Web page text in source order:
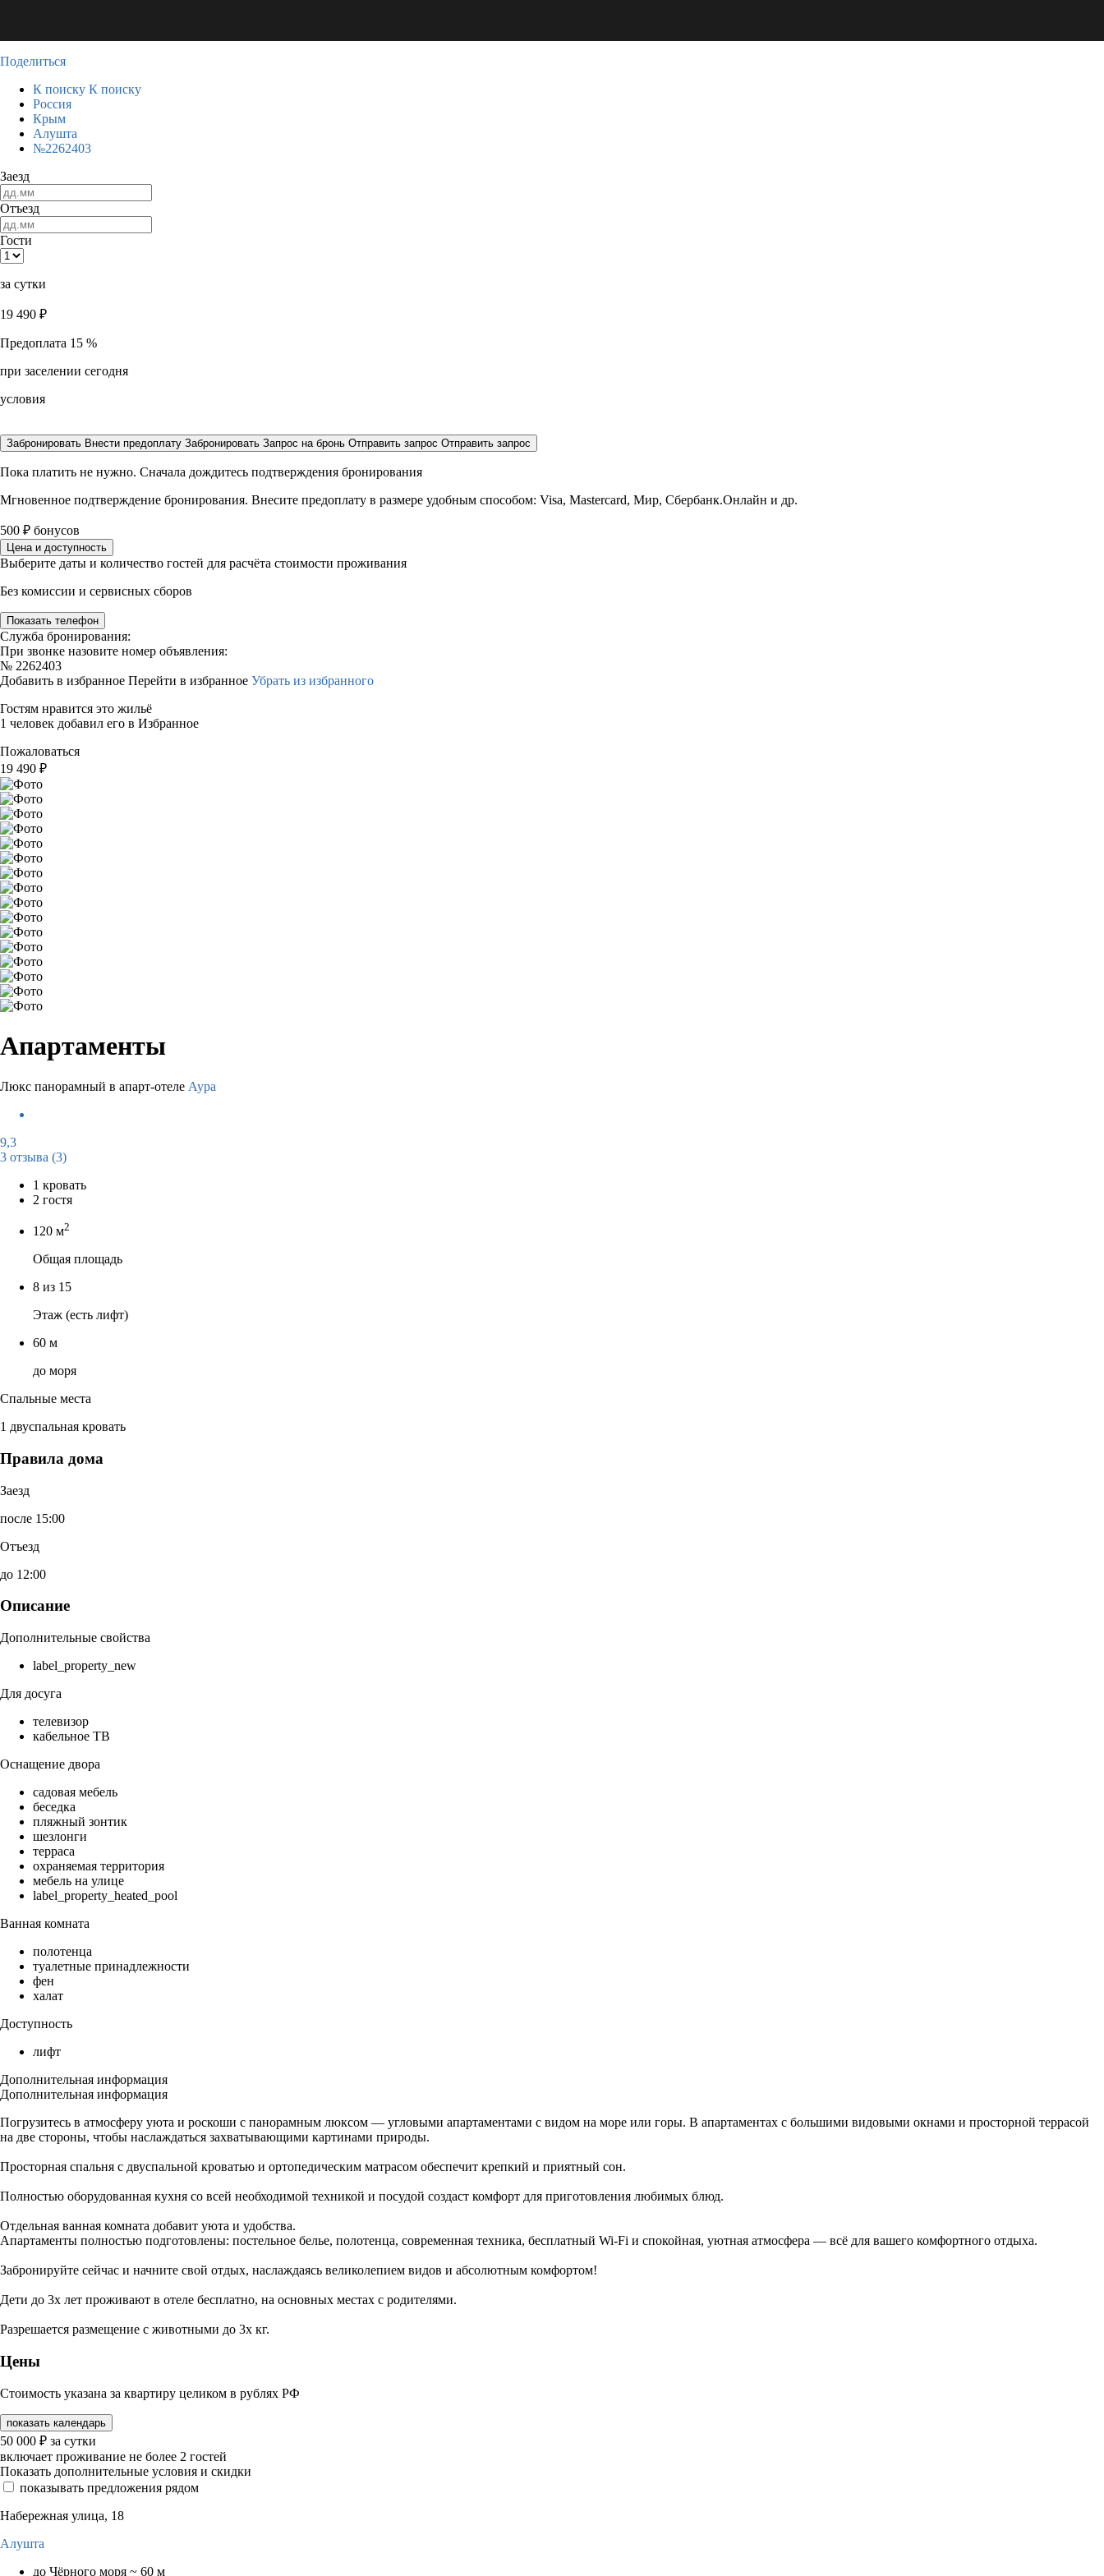
Поделиться
К поиску К поиску
Россия
Крым
Алушта
№2262403
Заезд
Отъезд
Гости
за сутки
19 490 ₽
Предоплата 15 %
при заселении сегодня
условия
Забронировать Внести предоплату Забронировать Запрос на бронь Отправить запрос Отправить запрос
Пока платить не нужно. Сначала дождитесь подтверждения бронирования
Мгновенное подтверждение бронирования. Внесите предоплату в размере удобным способом: Visa, Mastercard, Мир, Сбербанк.Онлайн и др.
500 ₽ бонусов
Цена и доступность
Выберите даты и количество гостей для расчёта стоимости проживания
Без комиссии и сервисных сборов
Показать телефон
Служба бронирования:
При звонке назовите номер объявления:
№ 2262403
Добавить в избранное Перейти в избранное Убрать из избранного
Гостям нравится это жильё
1 человек добавил его в Избранное
Пожаловаться
19 490 ₽
Апартаменты
Люкс панорамный в апарт-отеле Аура
9,3
3 отзыва (3)
1 кровать
2 гостя
120 м2
Общая площадь
8 из 15
Этаж (есть лифт)
60 м
до моря
Спальные места
1 двуспальная кровать
Правила дома
Заезд
после 15:00
Отъезд
до 12:00
Описание
Дополнительные свойства
label_property_new
Для досуга
телевизор
кабельное ТВ
Оснащение двора
садовая мебель
беседка
пляжный зонтик
шезлонги
терраса
охраняемая территория
мебель на улице
label_property_heated_pool
Ванная комната
полотенца
туалетные принадлежности
фен
халат
Доступность
лифт
Дополнительная информация
Дополнительная информация
Погрузитесь в атмосферу уюта и роскоши с панорамным люксом — угловыми апартаментами с видом на море или горы. В апартаментах с большими видовыми окнами и просторной террасой
на две стороны, чтобы наслаждаться захватывающими картинами природы.
Просторная спальня с двуспальной кроватью и ортопедическим матрасом обеспечит крепкий и приятный сон.
Полностью оборудованная кухня со всей необходимой техникой и посудой создаст комфорт для приготовления любимых блюд.
Отдельная ванная комната добавит уюта и удобства.
Апартаменты полностью подготовлены: постельное белье, полотенца, современная техника, бесплатный Wi-Fi и спокойная, уютная атмосфера — всё для вашего комфортного отдыха.
Забронируйте сейчас и начните свой отдых, наслаждаясь великолепием видов и абсолютным комфортом!
Дети до 3х лет проживают в отеле бесплатно, на основных местах с родителями.
Разрешается размещение с животными до 3х кг.
Цены
Стоимость указана за квартиру целиком в рублях РФ
показать календарь
50 000 ₽ за сутки
включает проживание не более 2 гостей
Показать дополнительные условия и скидки
показывать предложения рядом
Набережная улица, 18
Алушта
до Чёрного моря ~ 60 м